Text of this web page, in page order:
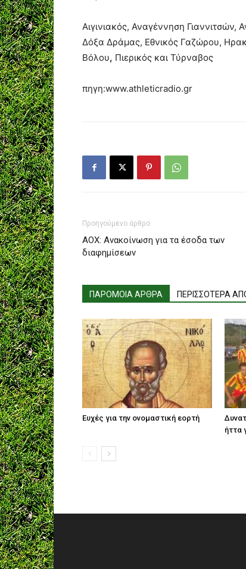
Αιγινιακός, Αναγέννηση
Δόξα Δράμας, Εθνικός Γαζώρου,
Βόλου, Πιερικός και Τύρναβος
πηγη:www.athleticradio.gr
Προηγούμενο άρθρο
ΑΟΧ: Ανακοίνωση για τα έσοδα των
διαφημίσεων
ΠΑΡΟΜΟΙΑ ΑΡΘΡΑ ΠΕΡΙΣΣΟΤΕΡΑ
Ευχές για την ονομαστική εορτή
ήττα